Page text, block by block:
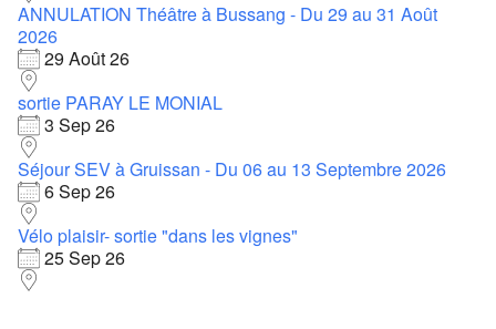
ANNULATION Théâtre à Bussang - Du 29 au 31 Août
2026
29 Août 26
sortie PARAY LE MONIAL
3 Sep 26
Séjour SEV à Gruissan - Du 06 au 13 Septembre 2026
6 Sep 26
Vélo plaisir- sortie "dans les vignes"
25 Sep 26